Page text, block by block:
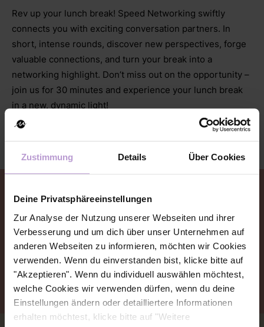
Zustimmung Details Über Cookies
Deine Privatsphäreeinstellungen
Zur Analyse der Nutzung unserer Webseiten und ihrer
Verbesserung und um dich über unser Unternehmen auf
anderen Webseiten zu informieren, möchten wir Cookies
verwenden. Wenn du einverstanden bist, klicke bitte auf
"Akzeptieren". Wenn du individuell auswählen möchtest,
welche Cookies wir verwenden dürfen, wenn du deine
Einstellungen ändern oder detailliertere Informationen
erhalten möchtest, klicke bitte auf "Weitere
Rev up your lunch break! Speed Networking swiftly
connects you with exciting conversation partners. In
short, intense rounds, discover new perspectives, forge
valuable connections, and turn your break into a
networking highlight. Don’t miss out on the opportunity –
join us for 30 minutes and experience your lunch break
in a new, dynamic light!
Event Anmeldung
Hier kannst du dich zu dem Event anmelden oder
abmelden.
ANMELDEN ABMELDEN